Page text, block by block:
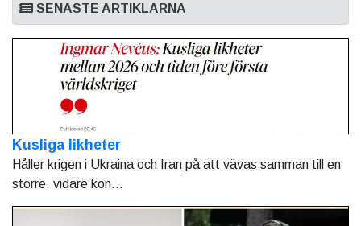
SENASTE ARTIKLARNA
Kusliga likheter
Håller krigen i Ukraina och Iran på att vävas samman till en
större, vidare kon...